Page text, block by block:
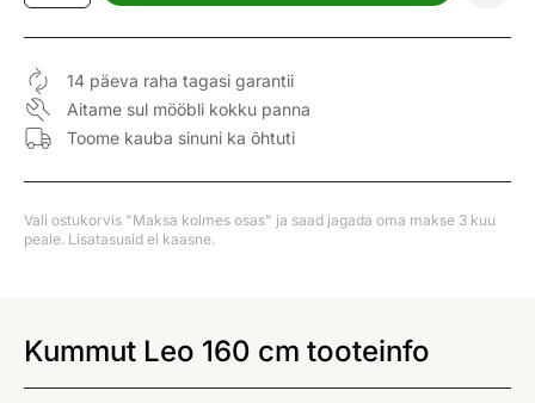
14 päeva raha tagasi garantii
Aitame sul mööbli kokku panna
Toome kauba sinuni ka õhtuti
Vali ostukorvis "Maksa kolmes osas" ja saad jagada oma makse 3 kuu
peale. Lisatasusid ei kaasne.
Kummut Leo 160 cm tooteinfo